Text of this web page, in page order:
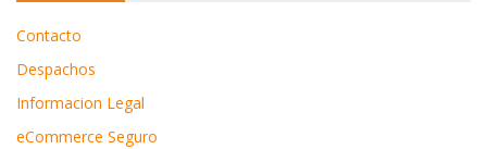
Contacto
Despachos
Informacion Legal
eCommerce Seguro